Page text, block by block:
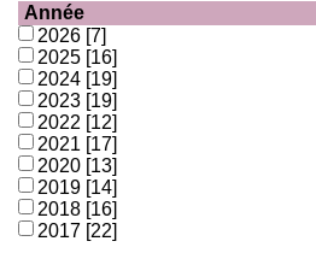
Année
2026 [7]
2025 [16]
2024 [19]
2023 [19]
2022 [12]
2021 [17]
2020 [13]
2019 [14]
2018 [16]
2017 [22]